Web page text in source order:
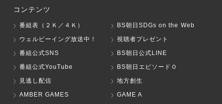
コンテンツ
番組表（２Ｋ／４Ｋ）
BS朝日SDGs on the Web
ウェルビーイング放送中！
視聴者プレゼント
番組公式SNS
BS朝日公式LINE
番組公式YouTube
BS朝日エピソード０
見逃し配信
地方創生
AMBER GAMES
GAME A